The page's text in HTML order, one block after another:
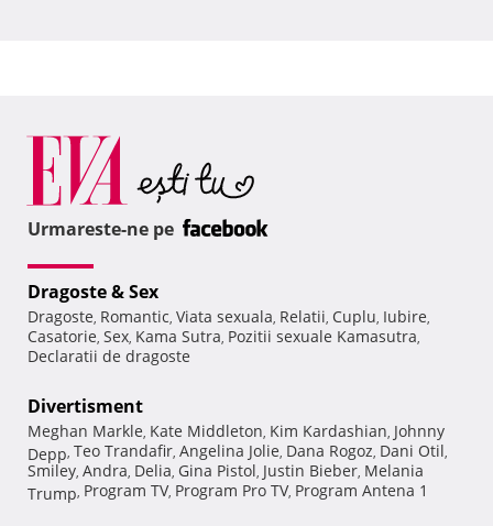
Urmareste-ne pe
Dragoste & Sex
Dragoste, Romantic, Viata sexuala, Relatii, Cuplu, Iubire,
Casatorie, Sex, Kama Sutra, Pozitii sexuale Kamasutra,
Declaratii de dragoste
Divertisment
Meghan Markle, Kate Middleton, Kim Kardashian, Johnny
Depp, Teo Trandafir, Angelina Jolie, Dana Rogoz, Dani Otil,
Smiley, Andra, Delia, Gina Pistol, Justin Bieber, Melania
Trump, Program TV, Program Pro TV, Program Antena 1